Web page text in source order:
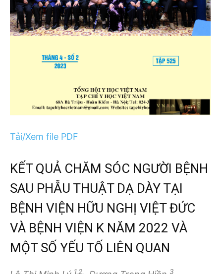
Tải/Xem file PDF
KẾT QUẢ CHĂM SÓC NGƯỜI BỆNH
SAU PHẪU THUẬT DẠ DÀY TẠI
BỆNH VIỆN HỮU NGHỊ VIỆT ĐỨC
VÀ BỆNH VIỆN K NĂM 2022 VÀ
MỘT SỐ YẾU TỐ LIÊN QUAN
1,2, 3